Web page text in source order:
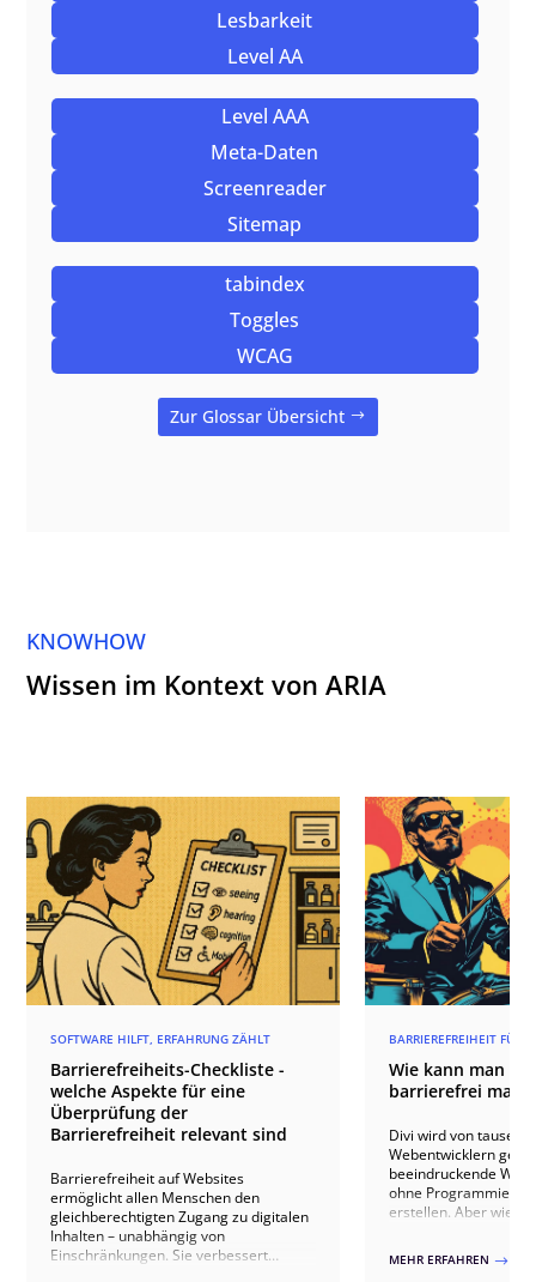
Lesbarkeit
Level AA
Level AAA
Meta-Daten
Screenreader
Sitemap
tabindex
Toggles
WCAG
Zur Glossar Übersicht
KNOWHOW
Wissen im Kontext von ARIA
SOFTWARE HILFT, ERFAHRUNG ZÄHLT
Barrierefreiheits-Checkliste -
welche Aspekte für eine
Überprüfung der
Barrierefreiheit relevant sind
Barrierefreiheit auf Websites
ermöglicht allen Menschen den
gleichberechtigten Zugang zu digitalen
Inhalten – unabhängig von
Einschränkungen. Sie verbessert
BARRIEREFREIHEIT FÜR
Wie kann man
barrierefrei
Divi wird von
Webentwicklern
beeindruckende
ohne
erstellen. Aber wie
Ihnen Schritt für
MEHR ERFAHREN $